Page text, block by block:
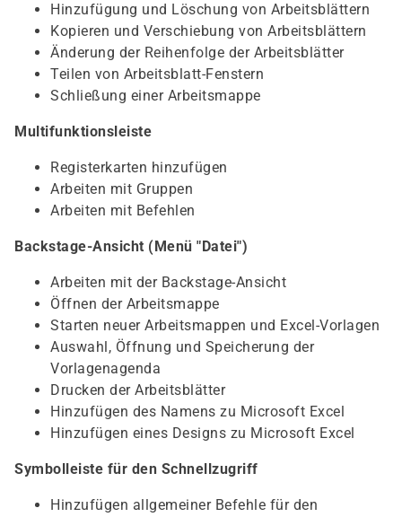
Hinzufügung und Löschung von Arbeitsblättern
Kopieren und Verschiebung von Arbeitsblättern
Änderung der Reihenfolge der Arbeitsblätter
Teilen von Arbeitsblatt-Fenstern
Schließung einer Arbeitsmappe
Multifunktionsleiste
Registerkarten hinzufügen
Arbeiten mit Gruppen
Arbeiten mit Befehlen
Backstage-Ansicht (Menü "Datei")
Arbeiten mit der Backstage-Ansicht
Öffnen der Arbeitsmappe
Starten neuer Arbeitsmappen und Excel-Vorlagen
Auswahl, Öffnung und Speicherung der
Vorlagenagenda
Drucken der Arbeitsblätter
Hinzufügen des Namens zu Microsoft Excel
Hinzufügen eines Designs zu Microsoft Excel
Symbolleiste für den Schnellzugriff
Hinzufügen allgemeiner Befehle für den